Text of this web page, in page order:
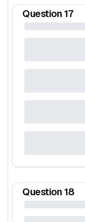
Question 17
Question 18